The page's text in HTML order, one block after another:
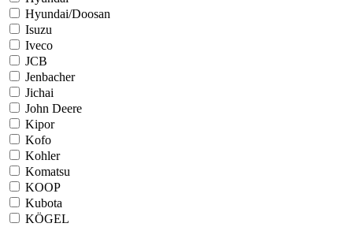
Hyundai/Doosan
Isuzu
Iveco
JCB
Jenbacher
Jichai
John Deere
Kipor
Kofo
Kohler
Komatsu
KOOP
Kubota
KÖGEL